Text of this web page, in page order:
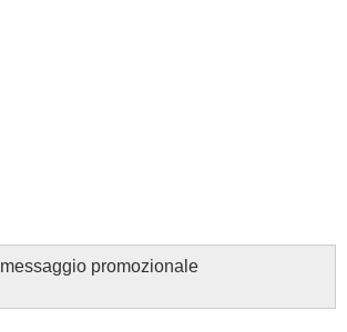
messaggio promozionale